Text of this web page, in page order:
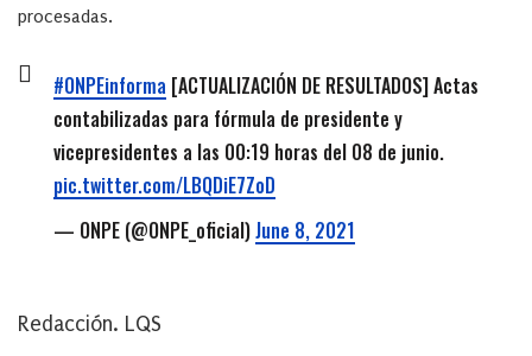
procesadas.
#ONPEinforma [ACTUALIZACIÓN DE RESULTADOS] Actas
contabilizadas para fórmula de presidente y
vicepresidentes a las 00:19 horas del 08 de junio.
pic.twitter.com/LBQDiE7ZoD
— ONPE (@ONPE_oficial)June 8, 2021
Redacción. LQS